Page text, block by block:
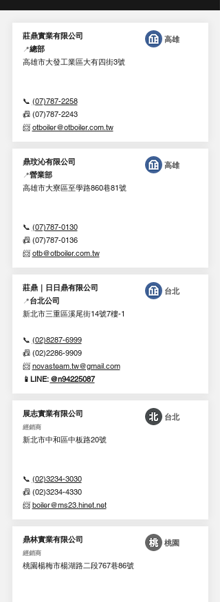
莊鼎實業有限公司
📍總部
高雄市大發工業區大有四街3號
📞 (07)787-2258
📠 (07)787-2243
📨 otboiler@otboiler.com.tw
高雄
鼎玟沁有限公司
📍營業部
高雄市大寮區至學路860巷81號
📞 (07)787-0130
📠 (07)787-0136
📨 otb@otboiler.com.tw
高雄
莊鼎｜日日鼎有限公司
📍台北公司
新北市三重區溪尾街14號7樓-1
📞 (02)8287-6999
📠 (02)2286-9909
📨 novasteam.tw@gmail.com
📱LINE: @n94225087​
台北
展志實業有限公司
經銷商
新北市中和區中板路20號
📞 (02)3234-3030
📠 (02)3234-4330
📨 boiler@ms23.hinet.net
台北
鼎林實業有限公司
經銷商
桃園楊梅市楊湖路二段767巷86號
桃園